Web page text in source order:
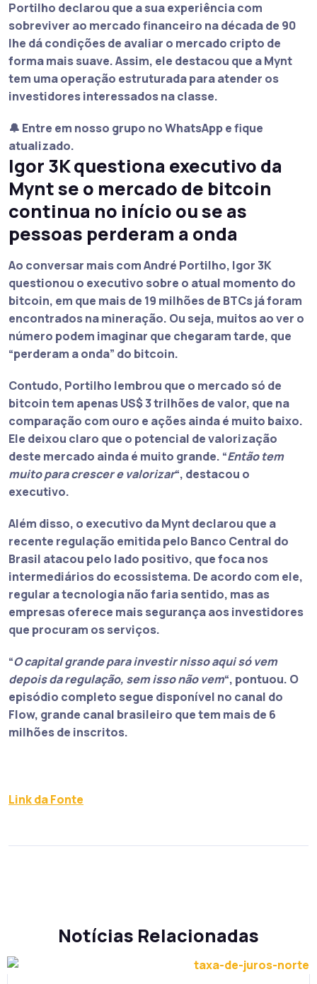
Portilho declarou que a sua experiência com
sobreviver ao mercado financeiro na década de 90
lhe dá condições de avaliar o mercado cripto de
forma mais suave. Assim, ele destacou que a Mynt
tem uma operação estruturada para atender os
investidores interessados na classe.
🔔 Entre em nosso grupo no WhatsApp e fique
atualizado.
Igor 3K questiona executivo da
Mynt se o mercado de bitcoin
continua no início ou se as
pessoas perderam a onda
Ao conversar mais com André Portilho, Igor 3K
questionou o executivo sobre o atual momento do
bitcoin, em que mais de 19 milhões de BTCs já foram
encontrados na mineração. Ou seja, muitos ao ver o
número podem imaginar que chegaram tarde, que
“perderam a onda” do bitcoin.
Contudo, Portilho lembrou que o mercado só de
bitcoin tem apenas US$ 3 trilhões de valor, que na
comparação com ouro e ações ainda é muito baixo.
Ele deixou claro que o potencial de valorização
deste mercado ainda é muito grande. “Então tem
muito para crescer e valorizar“, destacou o
executivo.
Além disso, o executivo da Mynt declarou que a
recente regulação emitida pelo Banco Central do
Brasil atacou pelo lado positivo, que foca nos
intermediários do ecossistema. De acordo com ele,
regular a tecnologia não faria sentido, mas as
empresas oferece mais segurança aos investidores
que procuram os serviços.
“O capital grande para investir nisso aqui só vem
depois da regulação, sem isso não vem“, pontuou. O
episódio completo segue disponível no canal do
Flow, grande canal brasileiro que tem mais de 6
milhões de inscritos.
Link da Fonte
Notícias Relacionadas